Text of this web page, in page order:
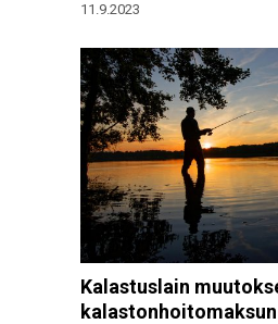
11.9.2023
Kalastuslain